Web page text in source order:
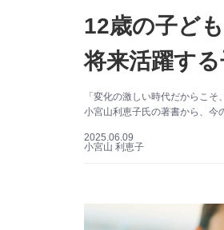
12歳の子ど
将来活躍す
「変化の激しい時代だからこ
小宮山利恵子氏の著書から、今
2025.06.09
小宮山 利恵子